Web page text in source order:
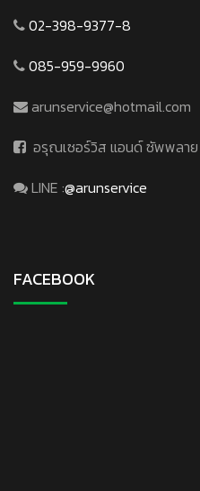
02-398-9377-8
085-959-9960
arunservice@hotmail.com
อรุณเซอร์วิส แอนด์ ซัพพลาย
LINE :@arunservice
FACEBOOK